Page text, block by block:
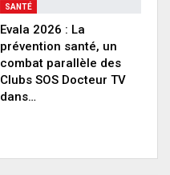
SANTÉ
Evala 2026 : La
prévention santé, un
combat parallèle des
Clubs SOS Docteur TV
dans…